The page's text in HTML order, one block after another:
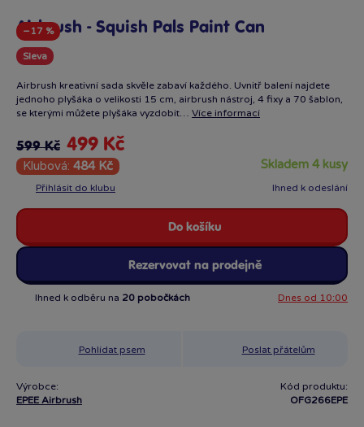
−17 %
Sleva
Airbrush - Squish Pals Paint Can
Airbrush kreativní sada skvěle zabaví každého. Uvnitř balení najdete
jednoho plyšáka o velikosti 15 cm, airbrush nástroj, 4 fixy a 70 šablon,
se kterými můžete plyšáka vyzdobit… Více informací
599 Kč 499 Kč
Klubová: 484 Kč
Přihlásit do klubu
skladem 4 kusy
Ihned k odeslání
Rezervovat na prodejně
Do košíku
Ihned k odběru na 20 pobočkách Dnes od 10:00
Pohlídat psem Poslat přátelům
Výrobce:
EPEE Airbrush
Kód produktu:
OFG266EPE